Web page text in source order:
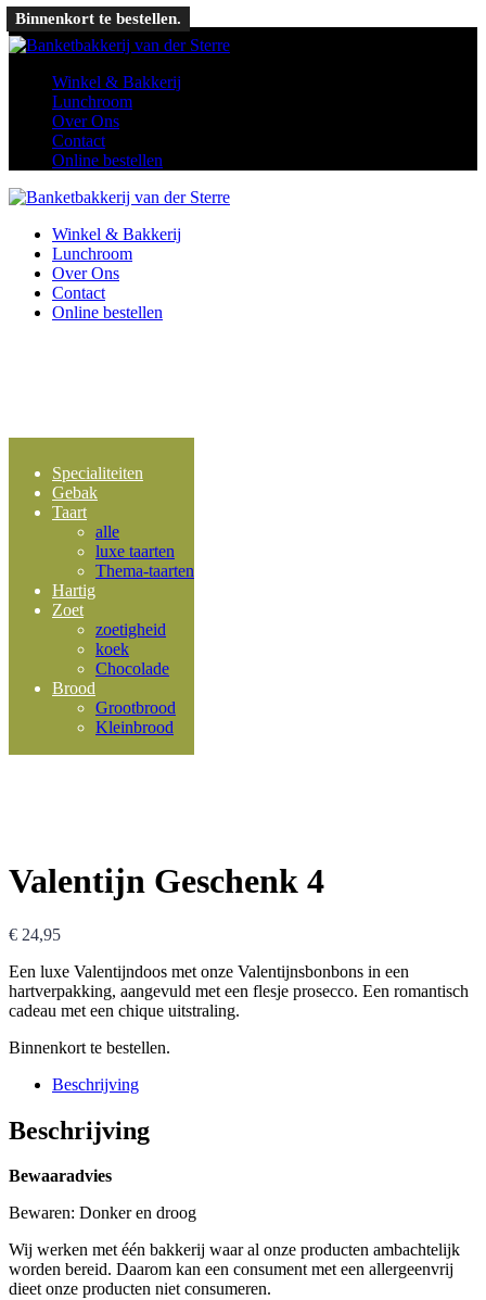
Ga naar de inhoud
Winkel & Bakkerij
Lunchroom
Over Ons
Contact
Online bestellen
Winkel & Bakkerij
Lunchroom
Over Ons
Contact
Online bestellen
Specialiteiten
Gebak
Taart
alle
luxe taarten
Thema-taarten
Hartig
Zoet
zoetigheid
koek
Chocolade
Brood
Grootbrood
Kleinbrood
Binnenkort te bestellen.
Valentijn Geschenk 4
€ 24,95
Een luxe Valentijndoos met onze Valentijnsbonbons in een
hartverpakking, aangevuld met een flesje prosecco. Een romantisch
cadeau met een chique uitstraling.
Binnenkort te bestellen.
Beschrijving
Beschrijving
Bewaaradvies
Bewaren: Donker en droog
Wij werken met één bakkerij waar al onze producten ambachtelijk
worden bereid. Daarom kan een consument met een allergeenvrij
dieet onze producten niet consumeren.